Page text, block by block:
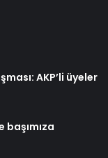
AKP’li üyeler
başımıza